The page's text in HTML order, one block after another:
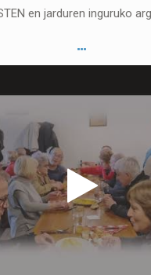
en jarduren inguruko